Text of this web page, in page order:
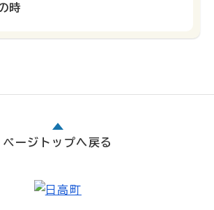
時
ページトップへ戻る